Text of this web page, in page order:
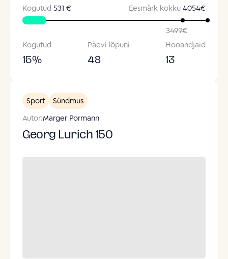
Kogutud 531 € Eesmärk kokku 4054€
3499€
Kogutud
15%
Päevi lõpuni
48
Hooandjaid
13
Sport
Sündmus
Autor:Marger Pormann
Georg Lurich 150